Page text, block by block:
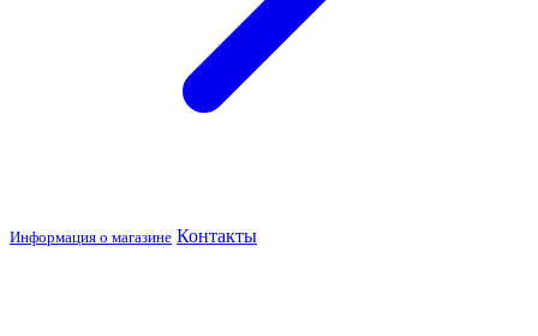
Информация о магазине Контакты